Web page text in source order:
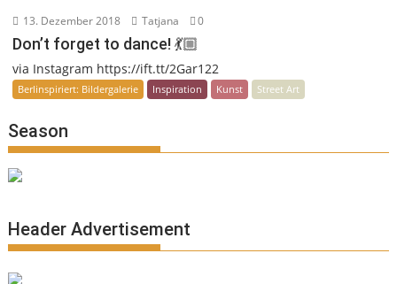
13. Dezember 2018 Tatjana 0
Don’t forget to dance! 💃🏼
via Instagram https://ift.tt/2Gar122
Berlinspiriert: Bildergalerie Inspiration Kunst Street Art
Season
Header Advertisement